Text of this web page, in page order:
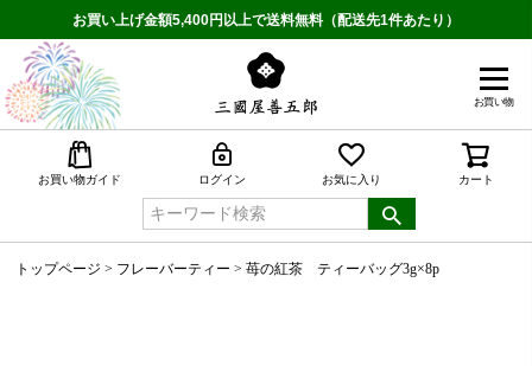
お買い上げ金額5,400円以上で送料無料（配送先1件あたり）
お買い物
お買い物ガイド ログイン お気に入り カート
トップページ フレーバーティー 苺の紅茶 ティーバッグ3g×8p